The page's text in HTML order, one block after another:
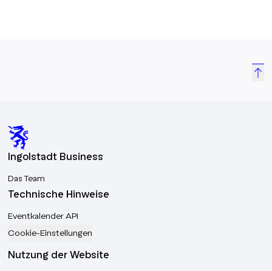
Ingolstadt Business
Das Team
Technische Hinweise
Eventkalender API
Cookie-Einstellungen
Nutzung der Website